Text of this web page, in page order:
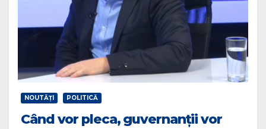
NOUTĂŢI POLITICĂ
Când vor pleca, guvernanții vor